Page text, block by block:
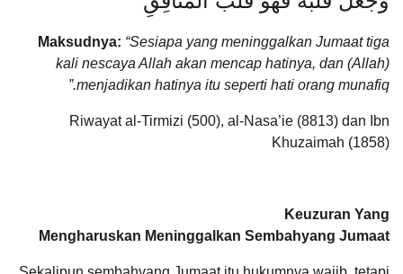
Maksudnya: “Sesiapa yang meninggalkan Jumaat tiga
kali nescaya Allah akan mencap hatinya, dan (Allah)
menjadikan hatinya itu seperti hati orang munafiq.”
Riwayat al-Tirmizi (500), al-Nasa’ie (8813) dan Ibn
Khuzaimah (1858)
Keuzuran Yang
Mengharuskan Meninggalkan Sembahyang Jumaat